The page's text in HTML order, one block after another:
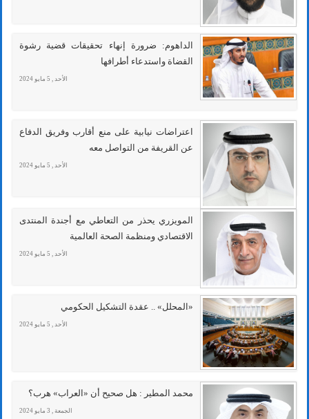
الداهوم: ضرورة إنهاء تحقيقات قضية رشوة
القضاة واستدعاء أطرافها
الأحد , 5 مايو 2024
اعتراضات نيابية على منع أقارب وفريق الدفاع
عن القريفة من التواصل معه
الأحد , 5 مايو 2024
المويزري يحذر من التعاطي مع أجندة المنتدى
الاقتصادي ومنظمة الصحة العالمية
الأحد , 5 مايو 2024
«المحلل» .. عقدة التشكيل الحكومي
الأحد , 5 مايو 2024
محمد المطير : هل صحيح أن «العراب» هرب؟
الجمعة , 3 مايو 2024